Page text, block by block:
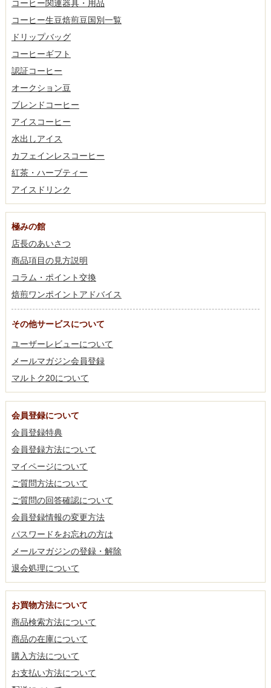
コーヒー関連器具・用品
コーヒー生豆焙煎豆国別一覧
ドリップバッグ
コーヒーギフト
認証コーヒー
オークション豆
ブレンドコーヒー
アイスコーヒー
水出しアイス
カフェインレスコーヒー
紅茶・ハーブティー
アイスドリンク
極みの館
店長のあいさつ
商品項目の見方説明
コラム・ポイント交換
焙煎ワンポイントアドバイス
その他サービスについて
ユーザーレビューについて
メールマガジン会員登録
マルトク20について
会員登録について
会員登録特典
会員登録方法について
マイページについて
ご質問方法について
ご質問の回答確認について
会員登録情報の変更方法
パスワードをお忘れの方は
メールマガジンの登録・解除
退会処理について
お買物方法について
商品検索方法について
商品の在庫について
購入方法について
お支払い方法について